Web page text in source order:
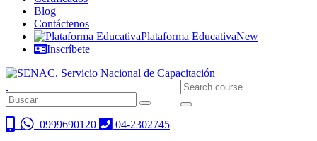
Blog
Contáctenos
Plataforma EducativaNew
Inscríbete
0999690120
04-2302745